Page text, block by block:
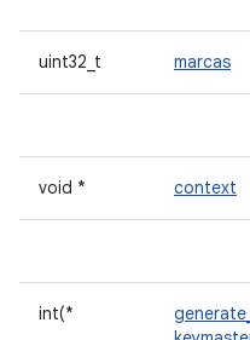
uint32_t marcas
void * context
int(*